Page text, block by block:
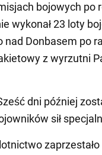
bojowych po
wykonał 23 loty
nad Donbasem po
z wyrzutni
dni później
sił